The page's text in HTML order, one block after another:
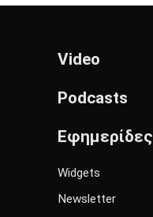
Video
Podcasts
Εφημερίδες
Widgets
Newsletter